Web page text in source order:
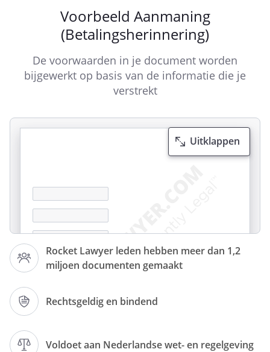
Herinneringsmail Factuur Aanmaning Factuur
Factuur Herinnering Aanmaning
Aanmaning Betaling Factuur
Aanmaningsbrief Factuur Factuur Aanmaning
Ingebrekestelling Brief Ingebrekestelling
Ingebrekestelling Brief
Voorbeeld Aanmaning
(Betalingsherinnering)
De voorwaarden in je document worden
bijgewerkt op basis van de informatie die je
verstrekt
Rocket Lawyer leden hebben meer dan 1,2
miljoen documenten gemaakt
Rechtsgeldig en bindend
Voldoet aan Nederlandse wet- en regelgeving
Uitklappen